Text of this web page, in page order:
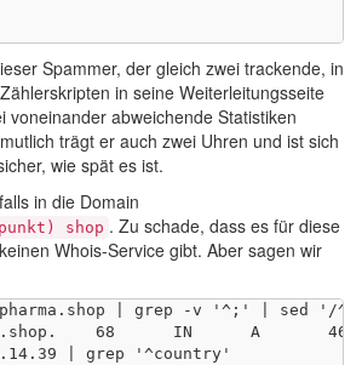
Spammer, der gleich zwei trackende, in
in seine Weiterleitungsseite
voneinander abweichende Statistiken
trägt er auch zwei Uhren und ist sich
wie spät es ist.
in die Domain
shop . Zu schade, dass es für diese
Whois-Service gibt. Aber sagen wir
| grep -v '^;' | sed '/^
| grep '^country'